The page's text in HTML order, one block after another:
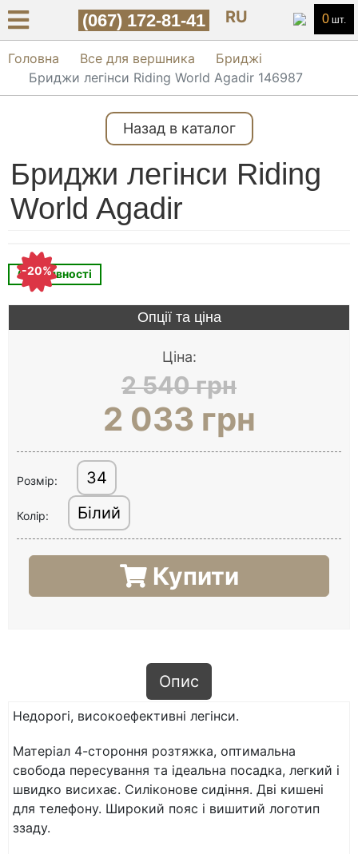
(067) 172-81-41 RU 0 шт.
Головна Все для вершника
Бриджі
Бриджи легінси Riding World Agadir 146987
Назад в каталог
Бриджи легінси Riding
World Agadir
-20%
Є в наявності
Опції та ціна
Ціна:
2 540 грн
2 033 грн
Розмір: 34
Колір: Білий
Купити
Опис
Недорогі, високоефективні легінси.
Матеріал 4-стороння розтяжка, оптимальна
свобода пересування та ідеальна посадка, легкий і
швидко висихає. Силіконове сидіння. Дві кишені
для телефону. Широкий пояс і вишитий логотип
ззаду.